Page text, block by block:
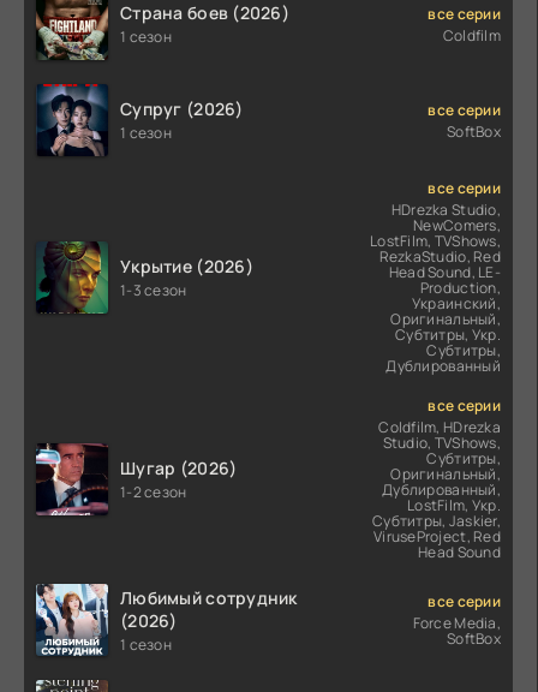
Страна боев (2026)
1 сезон
все серии
Coldfilm
Супруг (2026)
1 сезон
все серии
SoftBox
Укрытие (2026)
1-3 сезон
все серии
HDrezka Studio,
NewComers,
LostFilm, TVShows,
RezkaStudio, Red
Head Sound, LE-
Production,
Украинский,
Оригинальный,
Субтитры, Укр.
Субтитры,
Дублированный
Шугар (2026)
1-2 сезон
все серии
Coldfilm, HDrezka
Studio, TVShows,
Субтитры,
Оригинальный,
Дублированный,
LostFilm, Укр.
Субтитры, Jaskier,
ViruseProject, Red
Head Sound
Любимый сотрудник
(2026)
1 сезон
все серии
Force Media,
SoftBox